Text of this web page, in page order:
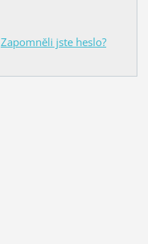
Zapomněli jste heslo?